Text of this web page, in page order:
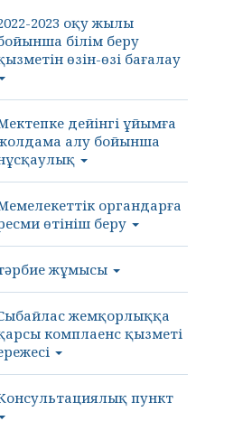
2023 оқу жылы
білім беру
өзін-өзі бағалау
дейінгі ұйымға
алу бойынша
органдарға
өтініш беру
жұмысы
жемқорлыққа
комплаенс қызметі
пункт